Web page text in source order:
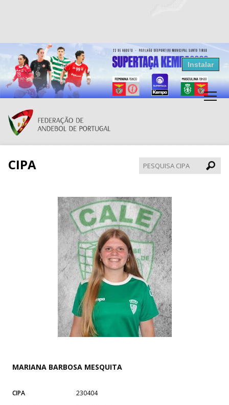
Resultados Andebol
Federação de Andebol de Portugal
Grátis - Disponivel na Play Store
Instalar
CIPA
CIPA
MARIANA BARBOSA MESQUITA
CIPA
230404